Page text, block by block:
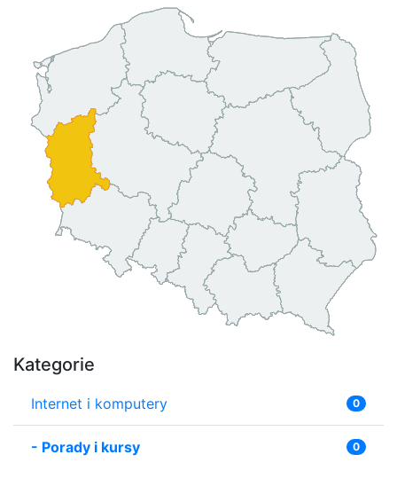
Kategorie
Internet i komputery 0
- Porady i kursy 0